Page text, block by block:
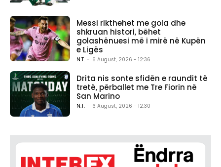
Messi rikthehet me gola dhe
shkruan histori, bëhet
golashënuesi më i mirë në Kupën
e Ligës
N.T. - 6 August, 2026 - 12:36
Drita nis sonte sfidën e raundit të
tretë, përballet me Tre Fiorin në
San Marino
N.T. - 6 August, 2026 - 12:30